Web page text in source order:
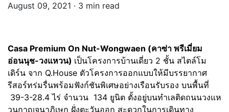
August 09, 2021 · 3 min read
Casa Premium On Nut-Wongwaen (คาซ่า พรีเมี่ยม
อ่อนนุช-วงแหวน) เป็นโครงการบ้านเดี่ยว 2 ชั้น สไตล์โม
เดิร์น จาก Q.House ตัวโครงการออกแบบให้มีบรรยากาศ
รีสอร์ทร่มรื่นพร้อมฟังก์ชันพิเศษอย่างเรือนรับรอง บนพื้นที่
39-3-28.4 ไร่ จำนวน 134 ยูนิต ตั้งอยู่บนทำเลติดถนนวงแห
วนกาญจนาภิเษก ฝั่งตะวันออก สะดวกในการเดินทาง